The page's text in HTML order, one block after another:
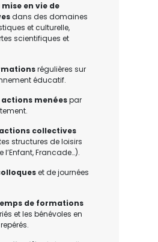
en vie de
dans des domaines
et culturelle,
scientifiques et
régulières sur
éducatif.
menéespar
collectives
structures de loisirs
l’Enfant, Francade…).
et de journées
de formations
et les bénévoles en